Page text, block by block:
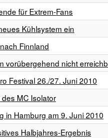
für Extrem-Fans
Kühlsystem ein
Finnland
vorübergehend nicht
Festival 26./27. Juni 2010
MC Isolator
in Hamburg am 9. Juni 2010
Halbjahres-Ergebnis